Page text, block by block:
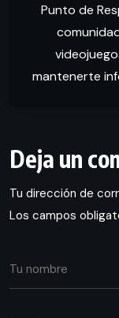
Punto de
mantenerte
Deja un
Tu dirección de
Los campos